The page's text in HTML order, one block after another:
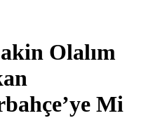
Olalım
Mi